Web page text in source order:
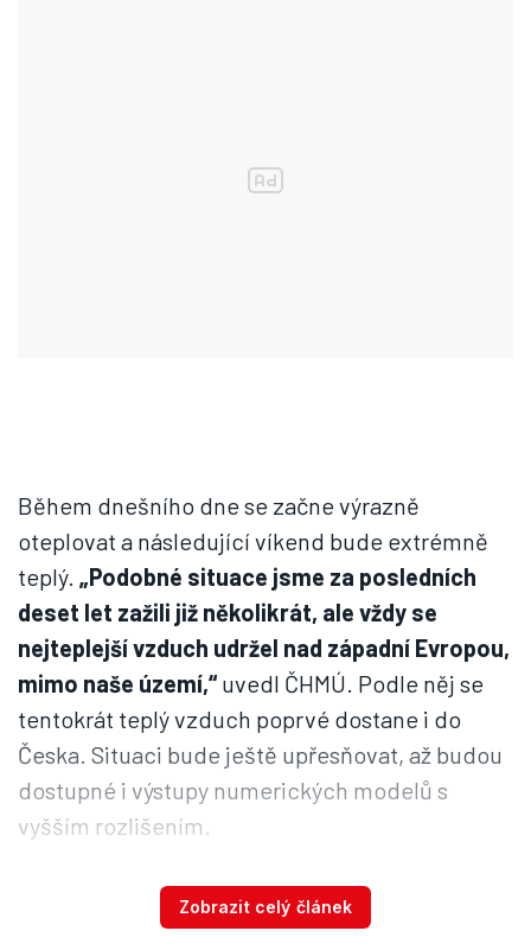
Během dnešního dne se začne výrazně
oteplovat a následující víkend bude extrémně
teplý. „Podobné situace jsme za posledních
deset let zažili již několikrát, ale vždy se
nejteplejší vzduch udržel nad západní Evropou,
mimo naše území,“uvedl ČHMÚ. Podle něj se
tentokrát teplý vzduch poprvé dostane i do
Česka. Situaci bude ještě upřesňovat, až budou
dostupné i výstupy numerických modelů s
vyšším rozlišením.
Výsledná maxima budou podle meteorologů
Zobrazit celý článek